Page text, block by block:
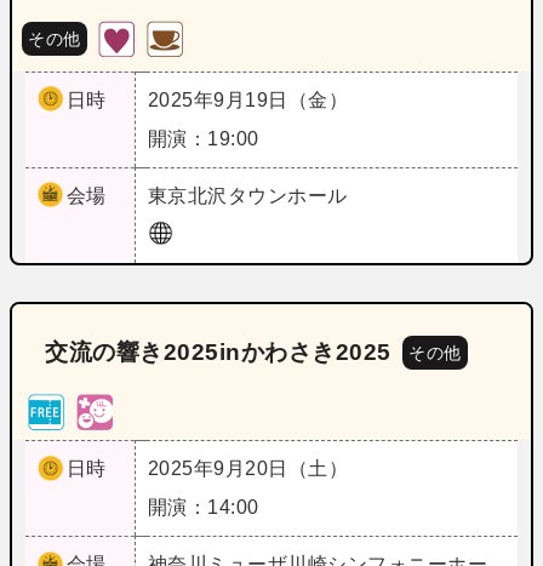
その他
日時
2025年9月19日（金）
開演：19:00
会場 東京北沢タウンホール
交流の響き2025inかわさき2025 その他
日時
2025年9月20日（土）
開演：14:00